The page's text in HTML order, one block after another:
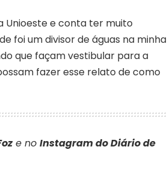
Unioeste e conta ter muito
foi um divisor de águas na minha
que façam vestibular para a
fazer esse relato de como
e no Instagram do Diário de